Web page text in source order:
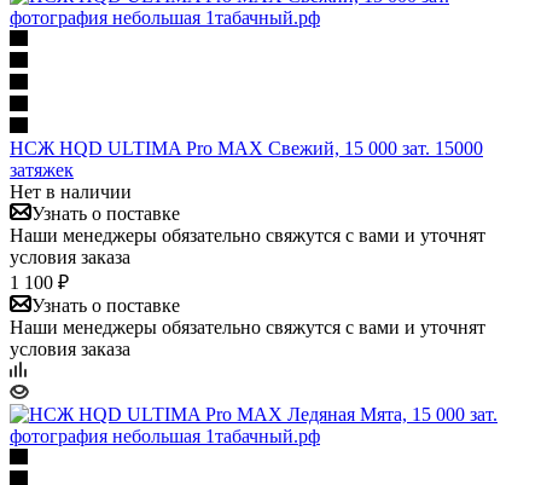
НСЖ HQD ULTIMA Pro MAX Свежий, 15 000 зат. 15000
затяжек
Нет в наличии
Узнать о поставке
Наши менеджеры обязательно свяжутся с вами и уточнят
условия заказа
1 100 ₽
Узнать о поставке
Наши менеджеры обязательно свяжутся с вами и уточнят
условия заказа